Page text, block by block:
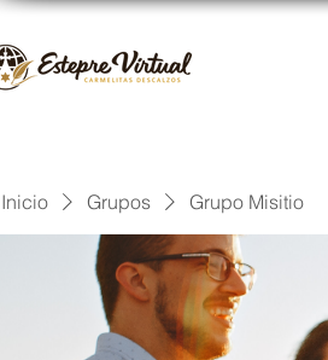
Inicio Grupos Grupo Misitio